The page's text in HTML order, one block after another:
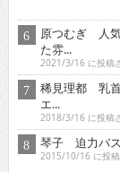
原つむぎ 人
た雰...
2021/3/16 に投稿
稀見理都 乳
エ...
2018/3/16 に投稿
琴子 迫力バス
2015/10/16 に投